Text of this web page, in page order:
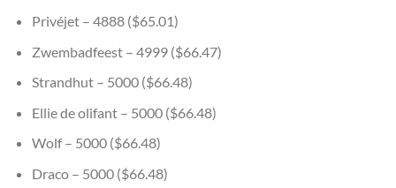
Privéjet – 4888 ($65.01)
Zwembadfeest – 4999 ($66.47)
Strandhut – 5000 ($66.48)
Ellie de olifant – 5000 ($66.48)
Wolf – 5000 ($66.48)
Draco – 5000 ($66.48)